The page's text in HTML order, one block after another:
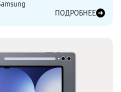
ПОДРОБНЕЕ